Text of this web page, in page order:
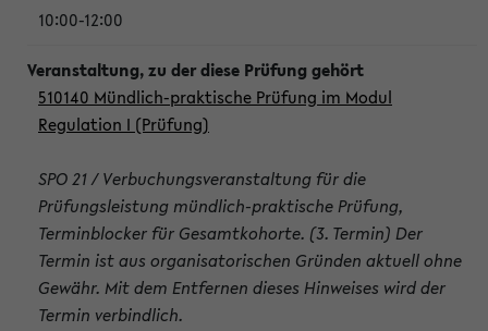
10:00-12:00
510140 Mündlich-praktische Prüfung im Modul
Regulation I (Prüfung)
SPO 21 / Verbuchungsveranstaltung für die
Prüfungsleistung mündlich-praktische Prüfung,
Terminblocker für Gesamtkohorte. (3. Termin) Der
Termin ist aus organisatorischen Gründen aktuell ohne
Gewähr. Mit dem Entfernen dieses Hinweises wird der
Termin verbindlich.